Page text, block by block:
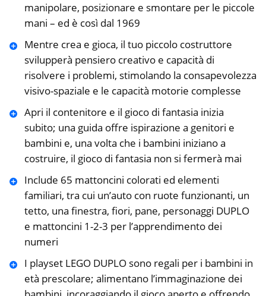
manipolare, posizionare e smontare per le piccole
mani – ed è così dal 1969
Mentre crea e gioca, il tuo piccolo costruttore
svilupperà pensiero creativo e capacità di
risolvere i problemi, stimolando la consapevolezza
visivo-spaziale e le capacità motorie complesse
Apri il contenitore e il gioco di fantasia inizia
subito; una guida offre ispirazione a genitori e
bambini e, una volta che i bambini iniziano a
costruire, il gioco di fantasia non si fermerà mai
Include 65 mattoncini colorati ed elementi
familiari, tra cui un’auto con ruote funzionanti, un
tetto, una finestra, fiori, pane, personaggi DUPLO
e mattoncini 1-2-3 per l’apprendimento dei
numeri
I playset LEGO DUPLO sono regali per i bambini in
età prescolare; alimentano l’immaginazione dei